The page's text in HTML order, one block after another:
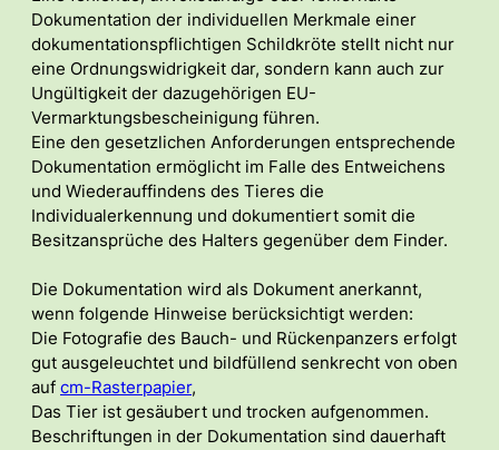
Dokumentation der individuellen Merkmale einer
dokumentationspflichtigen Schildkröte stellt nicht nur
eine Ordnungswidrigkeit dar, sondern kann auch zur
Ungültigkeit der dazugehörigen EU-
Vermarktungsbescheinigung führen.
Eine den gesetzlichen Anforderungen entsprechende
Dokumentation ermöglicht im Falle des Entweichens
und Wiederauffindens des Tieres die
Individualerkennung und dokumentiert somit die
Besitzansprüche des Halters gegenüber dem Finder.
Die Dokumentation wird als Dokument anerkannt,
wenn folgende Hinweise berücksichtigt werden:
Die Fotografie des Bauch- und Rückenpanzers erfolgt
gut ausgeleuchtet und bildfüllend senkrecht von oben
auf cm-Rasterpapier,
Das Tier ist gesäubert und trocken aufgenommen.
Beschriftungen in der Dokumentation sind dauerhaft